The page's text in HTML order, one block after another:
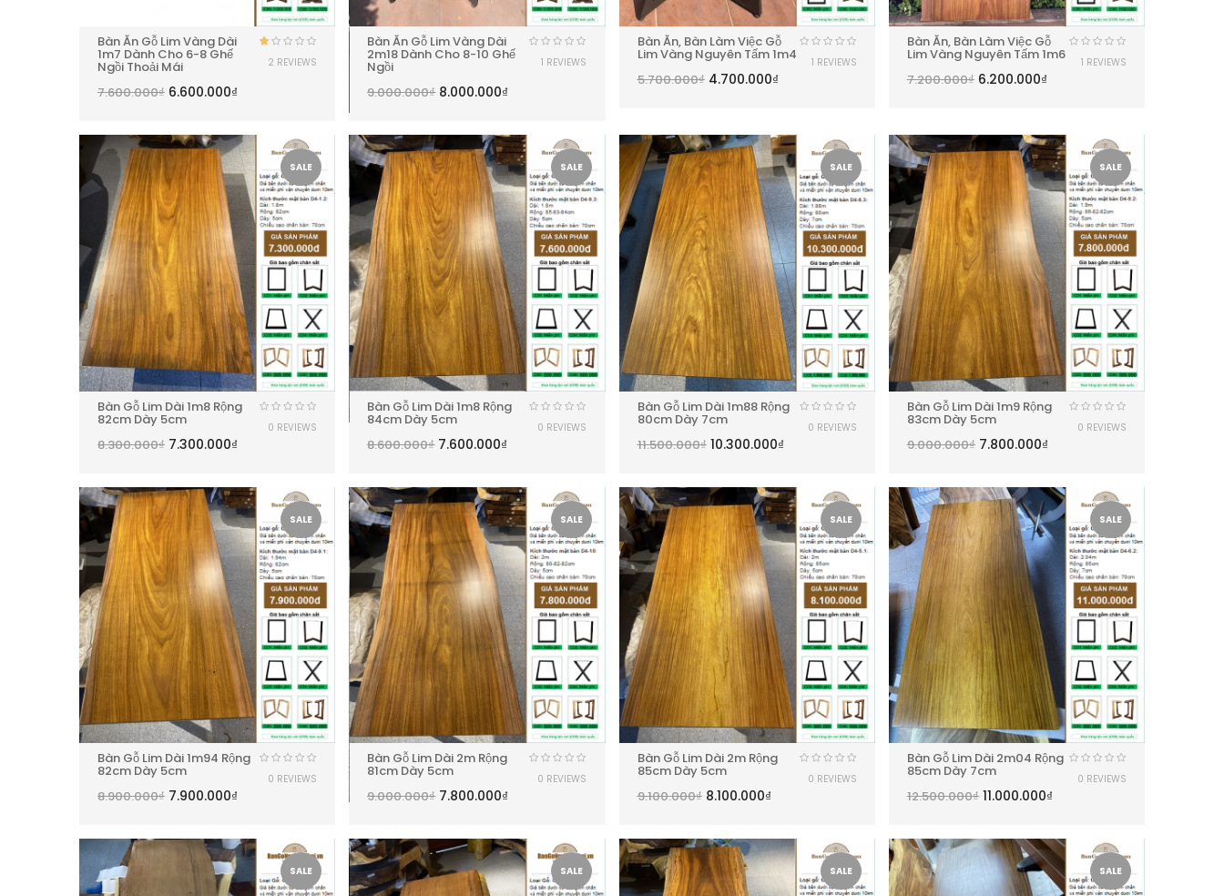
Bàn Ăn Gỗ Lim Vàng Dài
1m7 Dành Cho 6-8 Ghế
Ngồi Thoải Mái
7.600.000₫ 6.600.000₫
Được
xếp2 REVIEWS
Bàn Ăn Gỗ Lim Vàng Dài
2m18 Dành Cho 8-10 Ghế
Ngồi
9.000.000₫ 8.000.000₫
1 REVIEWS
Bàn Ăn, Bàn Làm Việc Gỗ
Lim Vàng Nguyên Tấm 1m4
5.700.000₫ 4.700.000₫
1 REVIEWS
Bàn Ăn, Bàn Làm Việc Gỗ
Lim Vàng Nguyên Tấm 1m6
7.200.000₫ 6.200.000₫
1 REVIEWS
SALE
Bàn Gỗ Lim Dài 1m8 Rộng
82cm Dày 5cm
8.300.000₫ 7.300.000₫
0 REVIEWS
SALE
Bàn Gỗ Lim Dài 1m8 Rộng
84cm Dày 5cm
8.600.000₫ 7.600.000₫
0 REVIEWS
SALE
Bàn Gỗ Lim Dài 1m88 Rộng
80cm Dày 7cm
11.500.000₫ 10.300.000₫
0 REVIEWS
SALE
Bàn Gỗ Lim Dài 1m9 Rộng
83cm Dày 5cm
9.000.000₫ 7.800.000₫
0 REVIEWS
SALE
Bàn Gỗ Lim Dài 1m94 Rộng
82cm Dày 5cm
8.900.000₫ 7.900.000₫
0 REVIEWS
SALE
Bàn Gỗ Lim Dài 2m Rộng
81cm Dày 5cm
9.000.000₫ 7.800.000₫
0 REVIEWS
SALE
Bàn Gỗ Lim Dài 2m Rộng
85cm Dày 5cm
9.100.000₫ 8.100.000₫
0 REVIEWS
SALE
Bàn Gỗ Lim Dài 2m04 Rộng
85cm Dày 7cm
12.500.000₫ 11.000.000₫
0 REVIEWS
SALE SALE SALE SALE